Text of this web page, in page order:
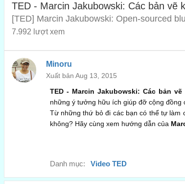
TED - Marcin Jakubowski: Các bản vẽ
[TED] Marcin Jakubowski: Open-sourced
7.992 lượt xem
Minoru
Xuất bản Aug 13, 2015
TED - Marcin Jakubowski: Các bản
những ý tưởng hữu ích giúp đỡ cộng
Từ những thứ bỏ đi các bạn có thể tự làm
không? Hãy cùng xem hướng dẫn của
Danh mục: Video TED